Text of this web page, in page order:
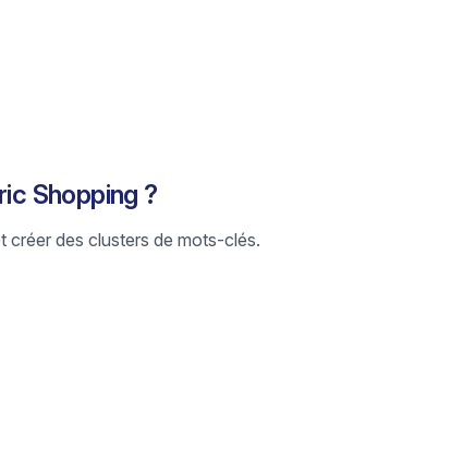
Shopping ?
créer des clusters de mots-clés.